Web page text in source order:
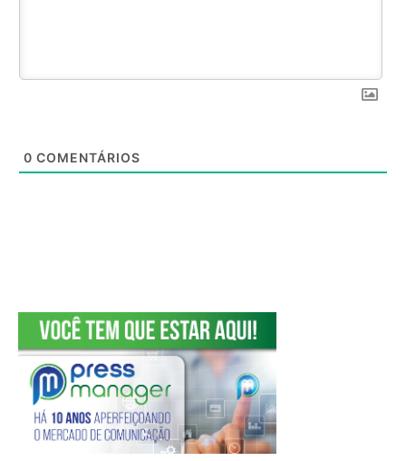
0 COMENTÁRIOS